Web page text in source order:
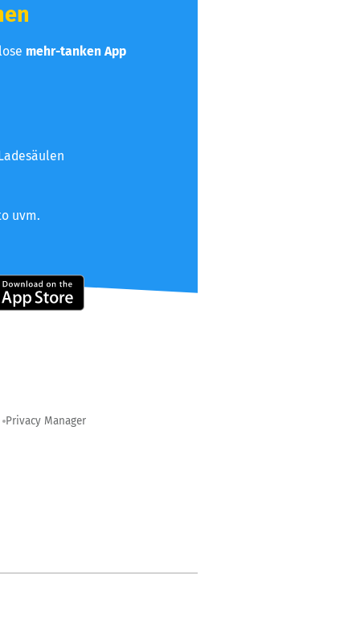
mehr-tanken App
uvm.
Privacy Manager